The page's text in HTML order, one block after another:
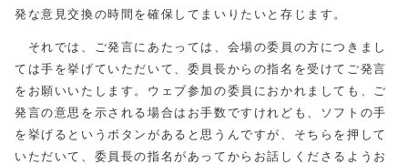
発な意見交換の時間を確保してまいりたいと存じます。
それでは、ご発言にあたっては、会場の委員の方につきまし
ては手を挙げていただいて、委員長からの指名を受けてご発言
をお願いいたします。ウェブ参加の委員におかれましても、ご
発言の意思を示される場合はお手数ですけれども、ソフトの手
を挙げるというボタンがあると思うんですが、そちらを押して
いただいて、委員長の指名があってからお話しくださるようお